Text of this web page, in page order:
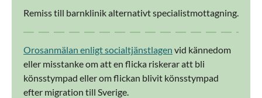
Remiss till barnklinik alternativt specialistmottagning.
Orosanmälan enligt socialtjänstlagen vid kännedom
eller misstanke om att en flicka riskerar att bli
könsstympad eller om flickan blivit könsstympad
efter migration till Sverige.